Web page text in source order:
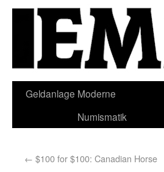
Geldanlage Moderne
Numismatik
← $100 for $100: Canadian Horse